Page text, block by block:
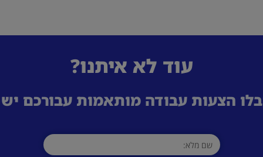
עוד לא איתנו?
הצעות עבודה מותאמות עבורכם